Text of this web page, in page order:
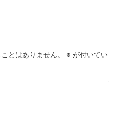
とはありません。 ※ が付いてい